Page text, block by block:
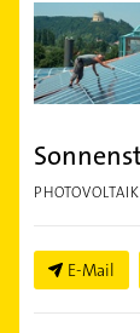
PHOTOVOLTAIK
E-Mail